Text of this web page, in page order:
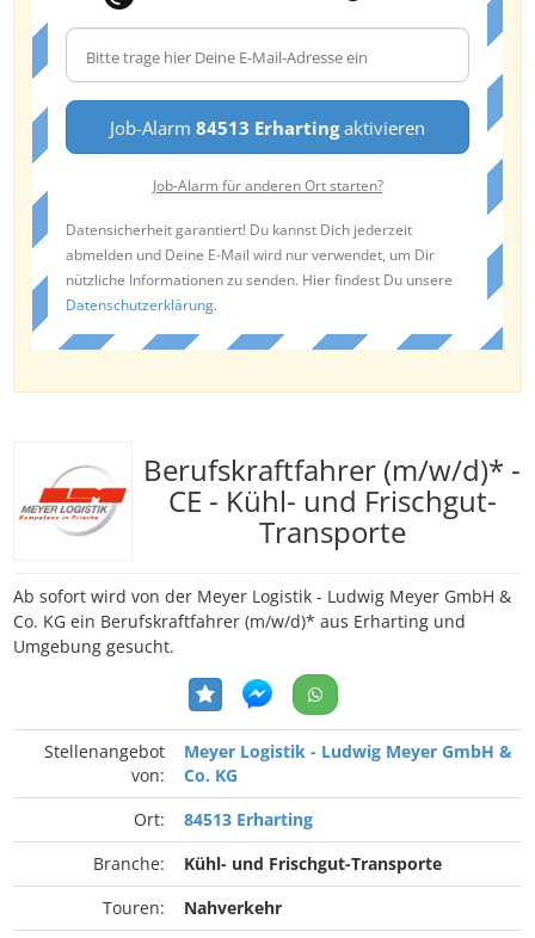
Job-Alarm 84513 Erhartingaktivieren
Job-Alarm für anderen Ort starten?
Datensicherheit garantiert! Du kannst Dich jederzeit
abmelden und Deine E-Mail wird nur verwendet, um Dir
nützliche Informationen zu senden. Hier findest Du unsere
Datenschutzerklärung.
Berufskraftfahrer (m/w/d)* -
CE - Kühl- und Frischgut-
Transporte
Ab sofort wird von der Meyer Logistik - Ludwig Meyer GmbH &
Co. KG ein Berufskraftfahrer (m/w/d)* aus Erharting und
Umgebung gesucht.
Stellenangebot
von:
Meyer Logistik - Ludwig Meyer GmbH &
Co. KG
Ort:
84513 Erharting
Branche:
Kühl- und Frischgut-Transporte
Touren:
Nahverkehr